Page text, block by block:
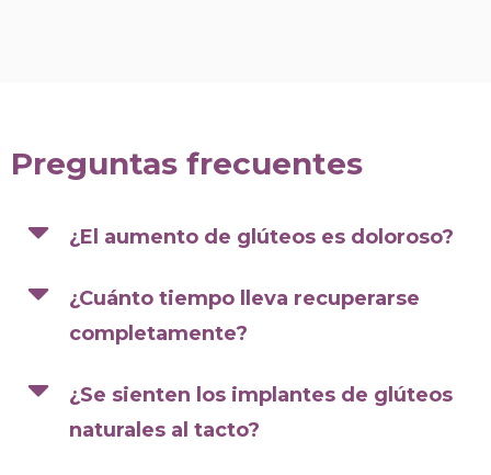
Preguntas frecuentes
¿El aumento de glúteos es doloroso?
¿Cuánto tiempo lleva recuperarse
completamente?
¿Se sienten los implantes de glúteos
naturales al tacto?